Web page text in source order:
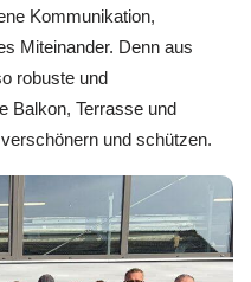
Kommunikation,
Miteinander. Denn aus
robuste und
Balkon, Terrasse und
und schützen.